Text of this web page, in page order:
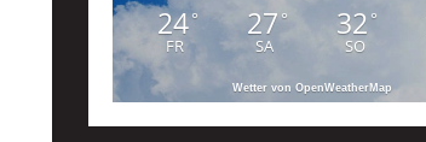
24°
FR
27°
SA
32 °
SO
Wetter von OpenWeatherMap